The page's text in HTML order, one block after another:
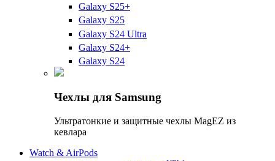
Galaxy S25+
Galaxy S25
Galaxy S24 Ultra
Galaxy S24+
Galaxy S24
Чехлы для Samsung
Ультратонкие и защитные чехлы MagEZ из
кевлара
Watch & AirPods